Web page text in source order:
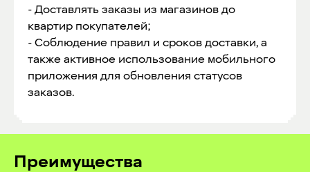
- Доставлять заказы из магазинов до
квартир покупателей;
- Соблюдение правил и сроков доставки, а
также активное использование мобильного
приложения для обновления статусов
заказов.
Преимущества